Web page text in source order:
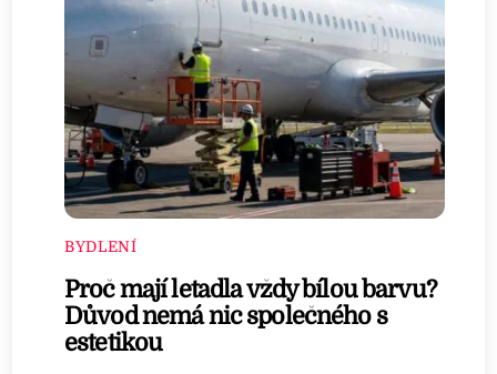
BYDLENÍ
Proč mají letadla vždy bílou barvu?
Důvod nemá nic společného s
estetikou